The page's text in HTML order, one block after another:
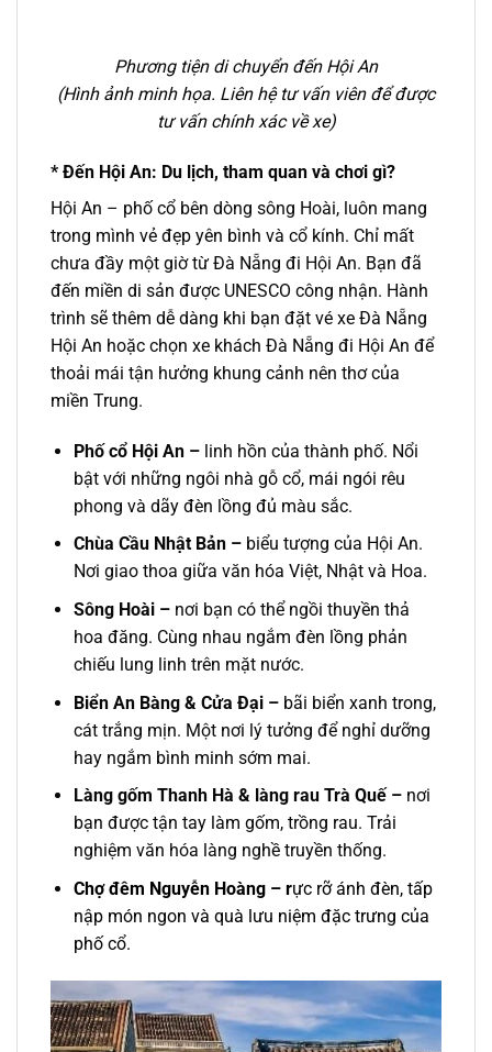
Phương tiện di chuyển đến Hội An
(Hình ảnh minh họa. Liên hệ tư vấn viên để được
tư vấn chính xác về xe)
* Đến Hội An: Du lịch, tham quan và chơi gì?
Hội An – phố cổ bên dòng sông Hoài, luôn mang
trong mình vẻ đẹp yên bình và cổ kính. Chỉ mất
chưa đầy một giờ từ Đà Nẵng đi Hội An. Bạn đã
đến miền di sản được UNESCO công nhận. Hành
trình sẽ thêm dễ dàng khi bạn đặt vé xe Đà Nẵng
Hội An hoặc chọn xe khách Đà Nẵng đi Hội An để
thoải mái tận hưởng khung cảnh nên thơ của
miền Trung.
Phố cổ Hội An – linh hồn của thành phố. Nổi
bật với những ngôi nhà gỗ cổ, mái ngói rêu
phong và dãy đèn lồng đủ màu sắc.
Chùa Cầu Nhật Bản –biểu tượng của Hội An.
Nơi giao thoa giữa văn hóa Việt, Nhật và Hoa.
Sông Hoài – nơi bạn có thể ngồi thuyền thả
hoa đăng. Cùng nhau ngắm đèn lồng phản
chiếu lung linh trên mặt nước.
Biển An Bàng & Cửa Đại –bãi biển xanh trong,
cát trắng mịn. Một nơi lý tưởng để nghỉ dưỡng
hay ngắm bình minh sớm mai.
Làng gốm Thanh Hà & làng rau Trà Quế –nơi
bạn được tận tay làm gốm, trồng rau. Trải
nghiệm văn hóa làng nghề truyền thống.
Chợ đêm Nguyễn Hoàng – rực rỡ ánh đèn, tấp
nập món ngon và quà lưu niệm đặc trưng của
phố cổ.